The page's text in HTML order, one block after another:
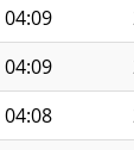
04:09
04:09
04:08